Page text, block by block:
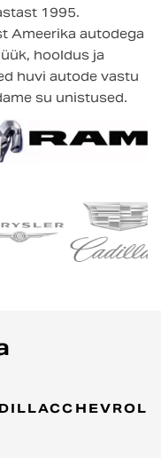
1995.
Ameerika autodega
hooldus ja
huvi autode vastu
su unistused.